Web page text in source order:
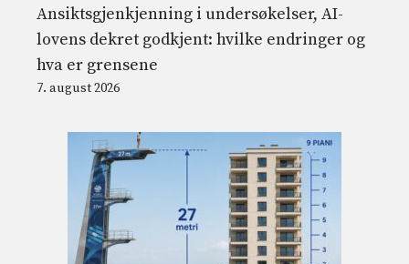
Ansiktsgjenkjenning i undersøkelser, AI-
lovens dekret godkjent: hvilke endringer og
hva er grensene
7. august 2026